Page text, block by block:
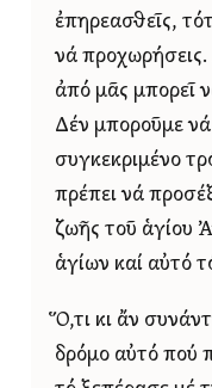
ἐπηρεασθεῖς,
νά προχωρήσεις.
ἀπό μᾶς μπορεῖ
Δέν μποροῦμε
συγκεκριμένο
πρέπει νά
ζωῆς τοῦ ἁγίου
ἁγίων καί αὐτό
Ὅ,τι κι ἄν
δρόμο αὐτό πού